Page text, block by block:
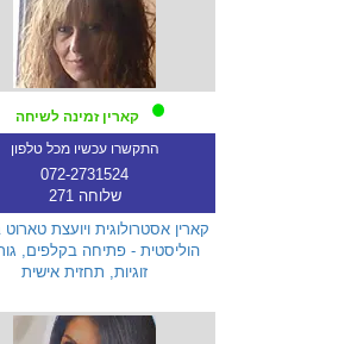
קארין זמינה לשיחה
התקשרו עכשיו מכל טלפון
072-2731524
שלוחה 271
קארין אסטרולוגית ויועצת
הוליסטית - פתיחה בקלפים,
זוגיות, תחזית אישית